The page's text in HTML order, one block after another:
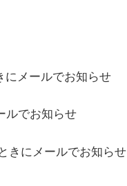
にメールでお知らせ
ルでお知らせ
きにメールでお知らせ